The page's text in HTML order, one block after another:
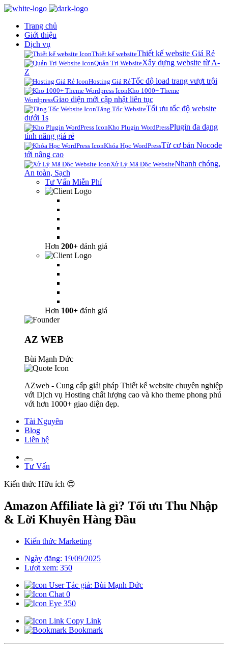
Trang chủ
Giới thiệu
Dịch vụ
Thiết kế websiteThiết kế website Giá Rẻ
Quản Trị WebsiteXây dựng website từ A-
Z
Hosting Giá RẻTốc độ load trang vượt trội
Kho 1000+ Theme
WordpressGiao diện mới cập nhật liên tục
Tăng Tốc WebsiteTối ưu tốc độ website
dưới 1s
Kho Plugin WordPressPlugin đa dạng
tính năng giá rẻ
Khóa Học WordPressTừ cơ bản Nocode
tới nâng cao
Xử Lý Mã Độc WebsiteNhanh chóng,
An toàn, Sạch
Tư Vấn Miễn Phí
Hơn 200+ đánh giá
Hơn 100+ đánh giá
AZ WEB
Bùi Mạnh Đức
AZweb - Cung cấp giải pháp Thiết kế website chuyên nghiệp
với Dịch vụ Hosting chất lượng cao và kho theme phong phú
với hơn 1000+ giao diện đẹp.
Tài Nguyên
Blog
Liên hệ
Tư Vấn
Kiến thức Hữu ích 😍
Amazon Affiliate là gì? Tối ưu Thu Nhập
& Lời Khuyên Hàng Đầu
Kiến thức Marketing
Ngày đăng: 19/09/2025
Lượt xem: 350
Tác giả: Bùi Mạnh Đức
0
350
Copy Link
Bookmark